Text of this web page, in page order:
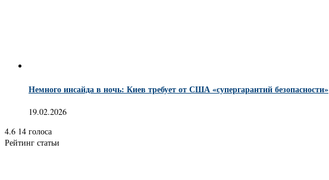
Немного инсайда в ночь: Киев требует от США «супергарантий безопасности»
19.02.2026
4.6 14 голоса
Рейтинг статьи